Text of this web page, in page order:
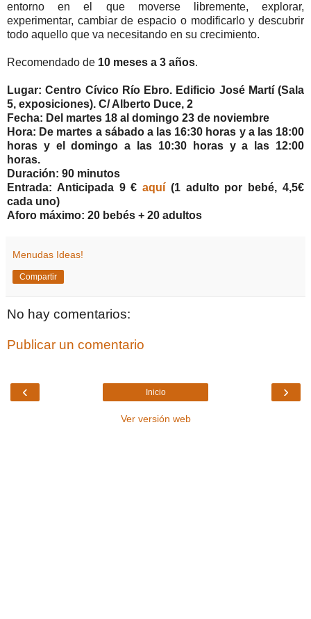
entorno en el que moverse libremente, explorar,
experimentar, cambiar de espacio o modificarlo y descubrir
todo aquello que va necesitando en su crecimiento.
Recomendado de 10 meses a 3 años.
Lugar: Centro Cívico Río Ebro. Edificio José Martí (Sala
5, exposiciones). C/ Alberto Duce, 2
Fecha: Del martes 18 al domingo 23 de noviembre
Hora: De martes a sábado a las 16:30 horas y a las 18:00
horas y el domingo a las 10:30 horas y a las 12:00
horas.
Duración: 90 minutos
Entrada: Anticipada 9 €aquí (1 adulto por bebé, 4,5€
cada uno)
Aforo máximo: 20 bebés + 20 adultos
Menudas Ideas!
Compartir
No hay comentarios:
Publicar un comentario
‹ ›
Inicio
Ver versión web